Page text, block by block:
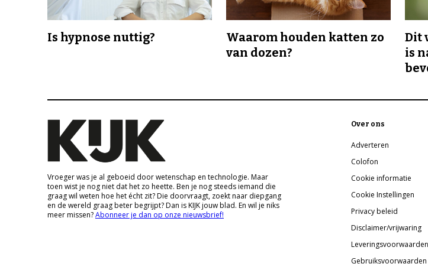
Is hypnose nuttig?
Waarom houden katten zo
van dozen?
Dit
is
Vroeger was je al geboeid door wetenschap en technologie. Maar
toen wist je nog niet dat het zo heette. Ben je nog steeds iemand die
graag wil weten hoe het écht zit? Die doorvraagt, zoekt naar diepgang
en de wereld graag beter begrijpt? Dan is KIJK jouw blad. En wil je niks
meer missen?Abonneer je dan op onze nieuwsbrief!
Over ons
Adverteren
Colofon
Cookie informatie
Cookie Instellingen
Privacy beleid
Disclaimer/vrijwaring
Leveringsvoorwaarden
Gebruiksvoorwaarden